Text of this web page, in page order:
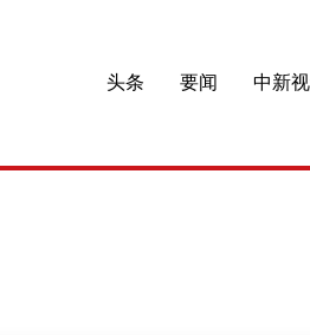
头条 要闻 中新